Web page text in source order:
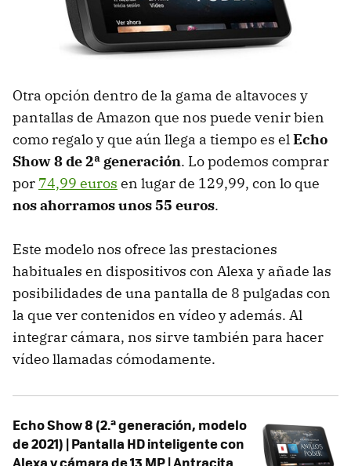
Otra opción dentro de la gama de altavoces y
pantallas de Amazon que nos puede venir bien
como regalo y que aún llega a tiempo es elEcho
Show 8 de 2ª generación. Lo podemos comprar
por 74,99 euros en lugar de 129,99, con lo que
nos ahorramos unos 55 euros.
Este modelo nos ofrece las prestaciones
habituales en dispositivos con Alexa y añade las
posibilidades de una pantalla de 8 pulgadas con
la que ver contenidos en vídeo y además. Al
integrar cámara, nos sirve también para hacer
vídeo llamadas cómodamente.
Echo Show 8 (2.ª generación, modelo
de 2021) | Pantalla HD inteligente con
Alexa y cámara de 13 MP | Antracita